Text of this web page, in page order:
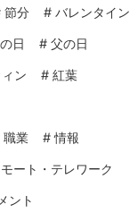
節分 # バレンタイン
日 # 父の日
ン # 紅葉
職業 #情報
モート・テレワーク
ント